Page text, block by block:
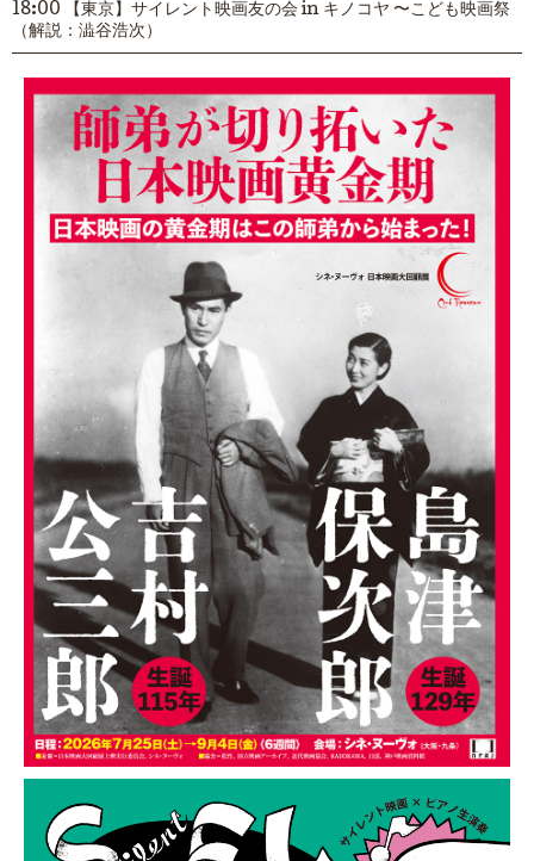
18:00 【東京】サイレント映画友の会 in キノコヤ 〜こども映画祭
（解説：澁谷浩次）